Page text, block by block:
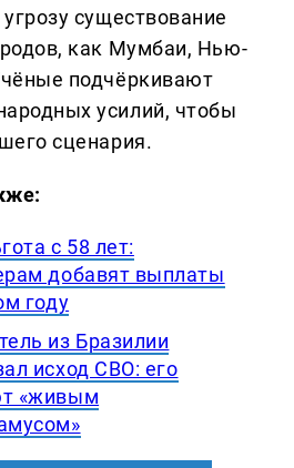
существование
как Мумбаи, Нью-
подчёркивают
усилий, чтобы
сценария.
с 58 лет:
добавят выплаты
году
из Бразилии
исход СВО: его
«живым